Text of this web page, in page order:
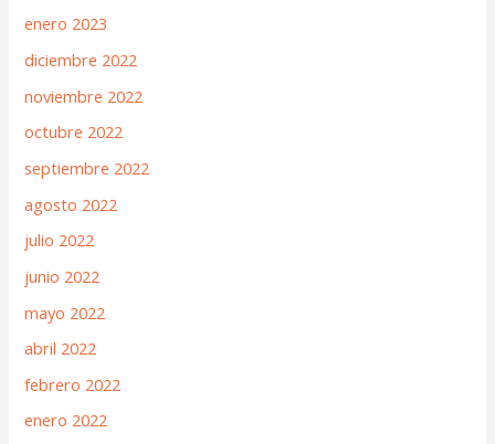
enero 2023
diciembre 2022
noviembre 2022
octubre 2022
septiembre 2022
agosto 2022
julio 2022
junio 2022
mayo 2022
abril 2022
febrero 2022
enero 2022